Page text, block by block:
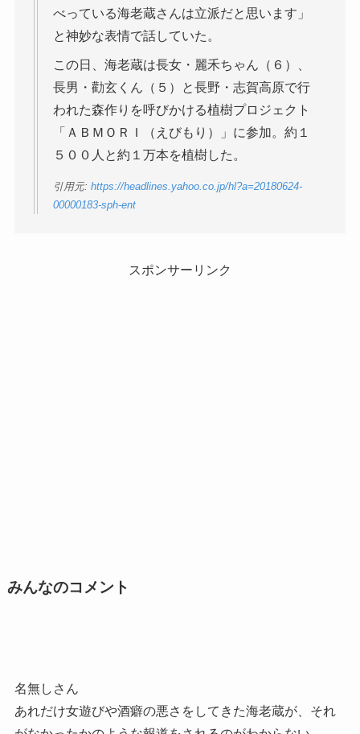
べっている海老蔵さんは立派だと思います」
と神妙な表情で話していた。
この日、海老蔵は長女・麗禾ちゃん（６）、
長男・勸玄くん（５）と長野・志賀高原で行
われた森作りを呼びかける植樹プロジェクト
「ＡＢＭＯＲＩ（えびもり）」に参加。約１
５００人と約１万本を植樹した。
引用元: https://headlines.yahoo.co.jp/hl?a=20180624-
00000183-sph-ent
スポンサーリンク
みんなのコメント
名無しさん
あれだけ女遊びや酒癖の悪さをしてきた海老蔵が、それ